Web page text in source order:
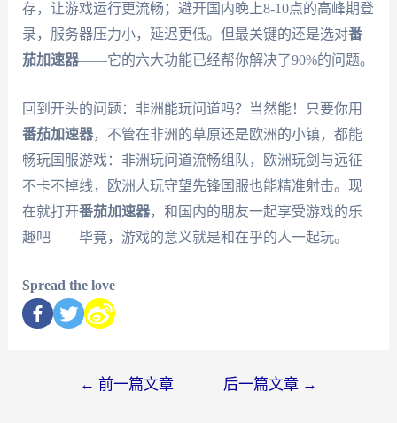
存，让游戏运行更流畅；避开国内晚上8-10点的高峰期登
录，服务器压力小，延迟更低。但最关键的还是选对番
茄加速器——它的六大功能已经帮你解决了90%的问题。
回到开头的问题：非洲能玩问道吗？当然能！只要你用
番茄加速器，不管在非洲的草原还是欧洲的小镇，都能
畅玩国服游戏：非洲玩问道流畅组队，欧洲玩剑与远征
不卡不掉线，欧洲人玩守望先锋国服也能精准射击。现
在就打开番茄加速器，和国内的朋友一起享受游戏的乐
趣吧——毕竟，游戏的意义就是和在乎的人一起玩。
Spread the love
← 前一篇文章 后一篇文章 →